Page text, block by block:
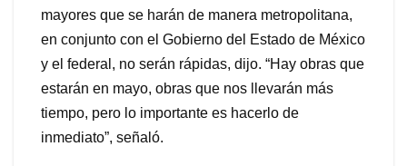
mayores que se harán de manera metropolitana,
en conjunto con el Gobierno del Estado de México
y el federal, no serán rápidas, dijo. “Hay obras que
estarán en mayo, obras que nos llevarán más
tiempo, pero lo importante es hacerlo de
inmediato”, señaló.